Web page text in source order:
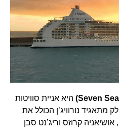
היא אניית סוויטות
נורוויג’ן הכולל את
קרוזס וריג’נט סבן